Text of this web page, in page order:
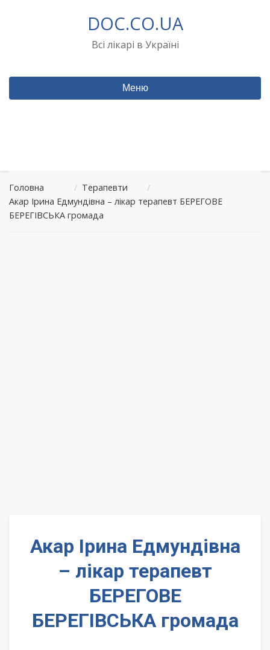
DOC.CO.UA
Всі лікарі в Україні
Меню
Головна / Терапевти
/
Акар Ірина Едмундівна – лікар терапевт БЕРЕГОВЕ
БЕРЕГІВСЬКА громада
Акар Ірина Едмундівна
– лікар терапевт
БЕРЕГОВЕ
БЕРЕГІВСЬКА громада